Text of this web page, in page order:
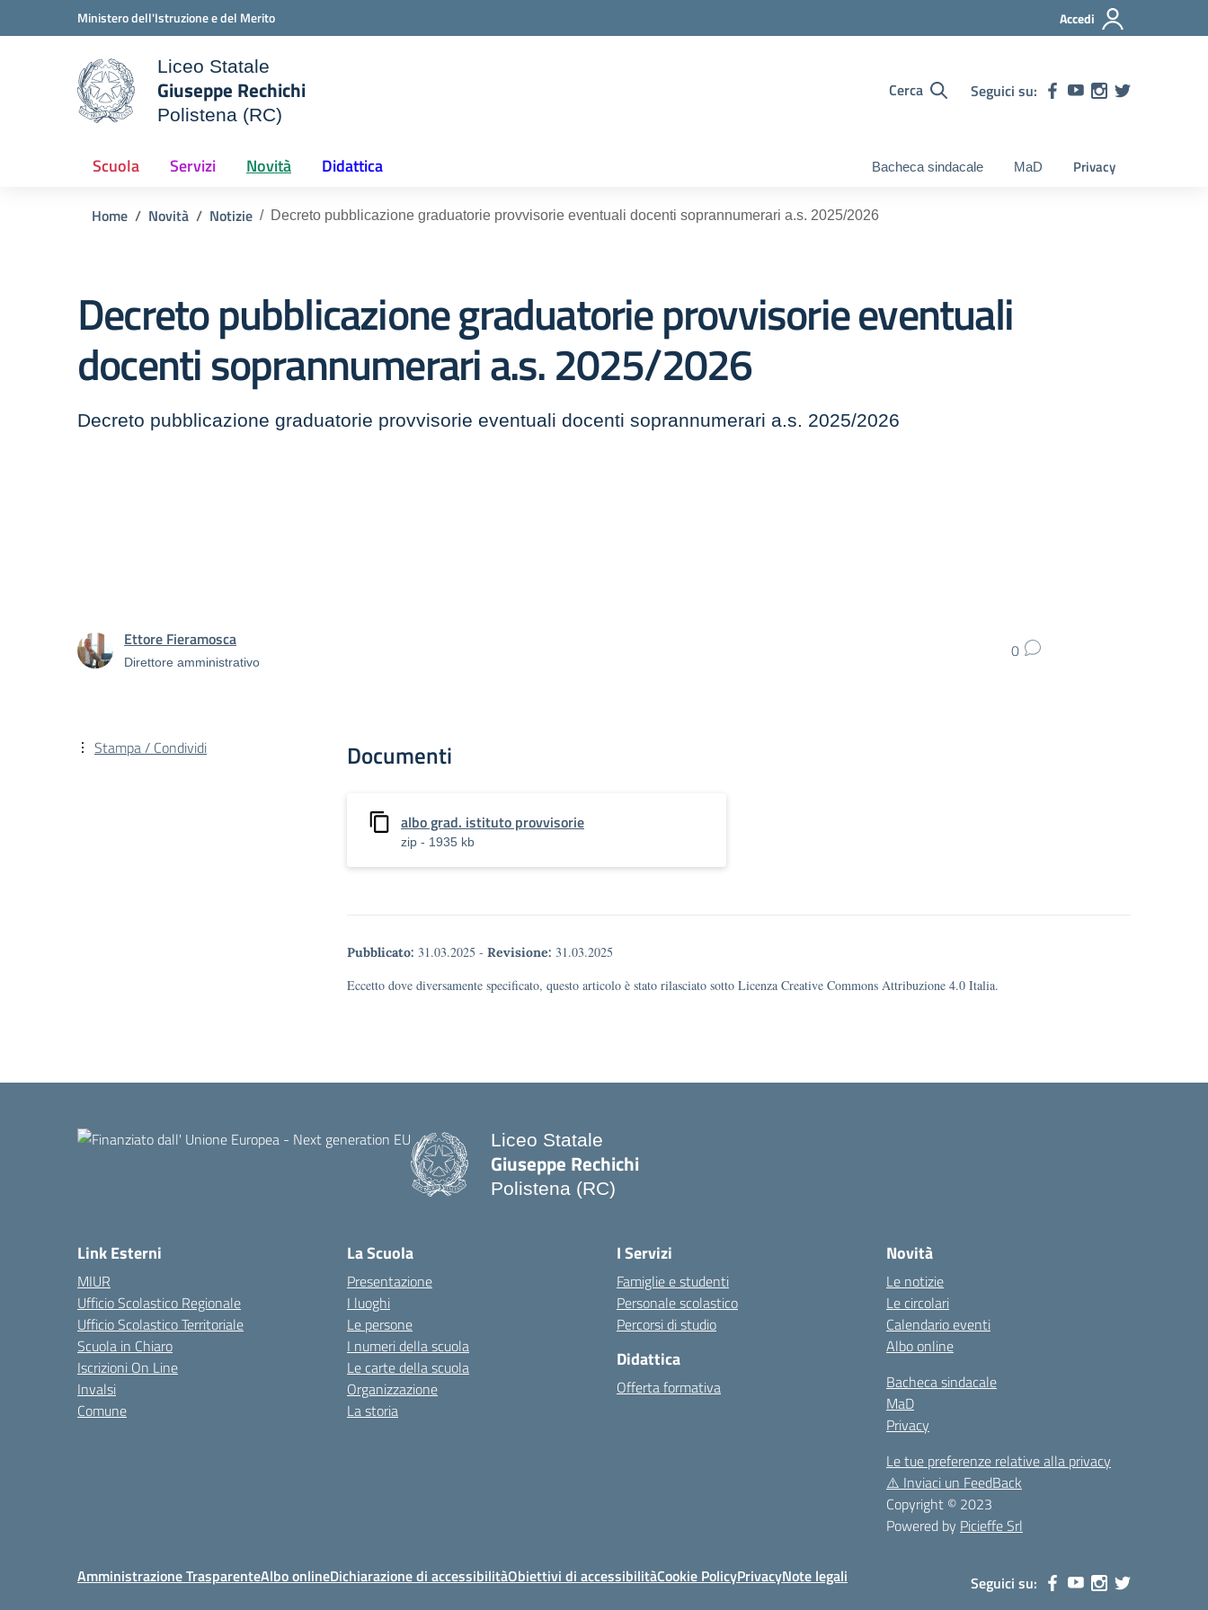
Vai ai contenuti
Vai al menu di navigazioneMinistero dell'Istruzione e del Merito Accedi
della scuola
Liceo Statale
Giuseppe Rechichi
Polistena (RC)
Cerca Seguici su:
Scuola Servizi Novità Didattica Bacheca sindacale MaD Privacy
Home Novità Notizie Decreto pubblicazione graduatorie provvisorie eventuali docenti soprannumerari a.s. 2025/2026
Decreto pubblicazione graduatorie provvisorie eventuali
docenti soprannumerari a.s. 2025/2026
Decreto pubblicazione graduatorie provvisorie eventuali docenti soprannumerari a.s. 2025/2026
Ettore Fieramosca
Direttore amministrativo
0
Documenti
albo grad. istituto provvisorie
zip - 1935 kb
Pubblicato: 31.03.2025 - Revisione: 31.03.2025
Eccetto dove diversamente specificato, questo articolo è stato rilasciato sotto Licenza Creative Commons Attribuzione 4.0 Italia.
Stampa / Condividi
Liceo Statale
Giuseppe Rechichi
Polistena (RC)
Link Esterni
MIUR
Ufficio Scolastico Regionale
Ufficio Scolastico Territoriale
Scuola in Chiaro
Iscrizioni On Line
Invalsi
Comune
La Scuola
Presentazione
I luoghi
Le persone
I numeri della scuola
Le carte della scuola
Organizzazione
La storia
I Servizi
Famiglie e studenti
Personale scolastico
Percorsi di studio
Didattica
Offerta formativa
Novità
Le notizie
Le circolari
Calendario eventi
Albo online
Bacheca sindacale
MaD
Privacy
Le tue preferenze relative alla privacy
⚠️ Inviaci un FeedBack
Copyright © 2023
Powered by Picieffe Srl
Amministrazione TrasparenteAlbo onlineDichiarazione di accessibilitàObiettivi di accessibilitàCookie PolicyPrivacyNote legali Seguici su: